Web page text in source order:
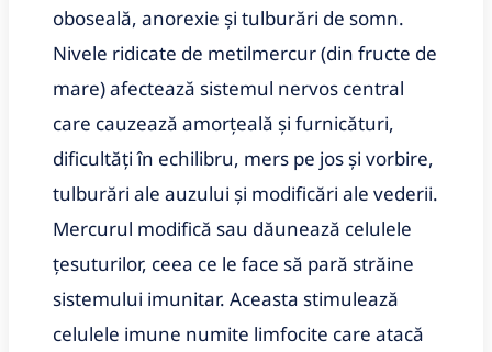
oboseală, anorexie și tulburări de somn.
Nivele ridicate de metilmercur (din fructe de
mare) afectează sistemul nervos central
care cauzează amorțeală și furnicături,
dificultăți în echilibru, mers pe jos și vorbire,
tulburări ale auzului și modificări ale vederii.
Mercurul modifică sau dăunează celulele
țesuturilor, ceea ce le face să pară străine
sistemului imunitar. Aceasta stimulează
celulele imune numite limfocite care atacă